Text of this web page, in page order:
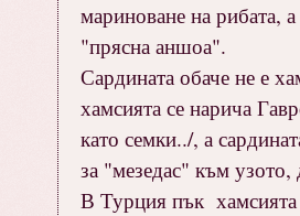
мариноване на рибата,
"прясна аншоа".
Сардината обаче не е
хамсията се нарича
като семки../, а
за "мезедас" към
В Турция пък хамсията